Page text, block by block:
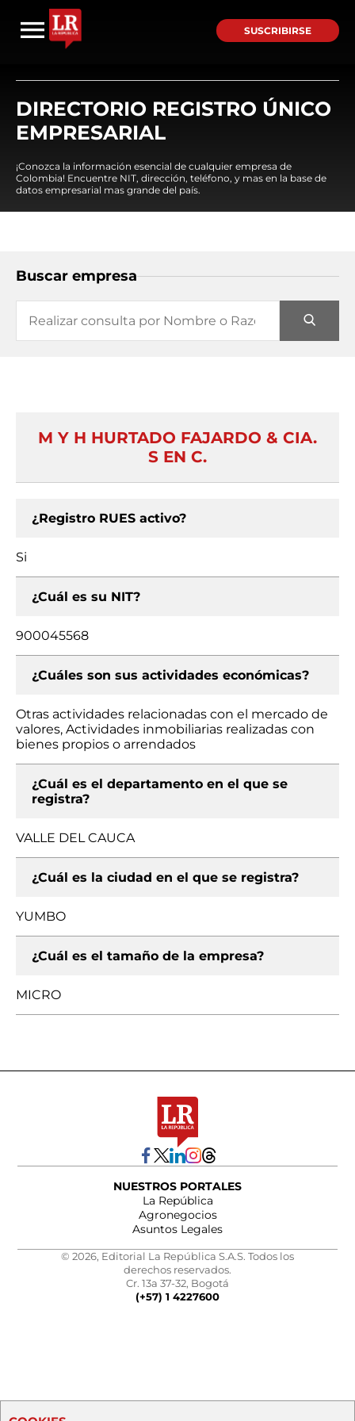
SUSCRIBIRSE
DIRECTORIO REGISTRO ÚNICO
EMPRESARIAL
¡Conozca la información esencial de cualquier empresa de
Colombia! Encuentre NIT, dirección, teléfono, y mas en la base de
datos empresarial mas grande del país.
Buscar empresa
M Y H HURTADO FAJARDO & CIA.
S EN C.
¿Registro RUES activo?
Si
¿Cuál es su NIT?
900045568
¿Cuáles son sus actividades económicas?
Otras actividades relacionadas con el mercado de
valores, Actividades inmobiliarias realizadas con
bienes propios o arrendados
¿Cuál es el departamento en el que se
registra?
VALLE DEL CAUCA
¿Cuál es la ciudad en el que se registra?
YUMBO
¿Cuál es el tamaño de la empresa?
MICRO
NUESTROS PORTALES
La República
Agronegocios
Asuntos Legales
© 2026, Editorial La República S.A.S. Todos los
derechos reservados.
Cr. 13a 37-32, Bogotá
(+57) 1 4227600